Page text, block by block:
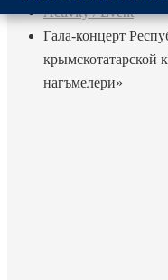
Activity / Event
Гала-концерт
крымскотатарской
нагъмелери»